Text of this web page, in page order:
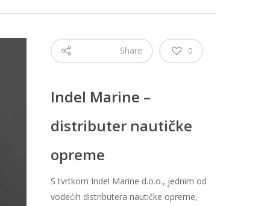
Share 0
Indel Marine –
distributer nautičke
opreme
S tvrtkom Indel Marine d.o.o., jednim od
vodećih distributera nautičke opreme,